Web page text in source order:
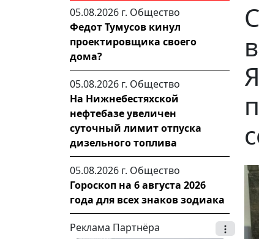
05.08.2026 г. Общество
Федот Тумусов кинул
проектировщика своего
дома?
05.08.2026 г. Общество
На Нижнебестяхской
нефтебазе увеличен
суточный лимит отпуска
дизельного топлива
05.08.2026 г. Общество
Гороскоп на 6 августа 2026
года для всех знаков зодиака
Реклама Партнёра